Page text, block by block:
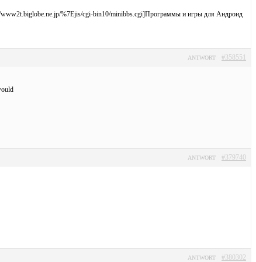
%7Ejis/cgi-bin10/minibbs.cgi]Программы и игры для Андроид
#358551
ANTWORT
#379740
ANTWORT
#380302
ANTWORT